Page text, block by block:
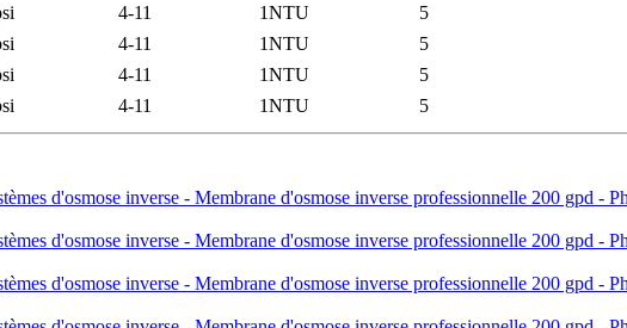
4-11 1NTU
5
4-11 1NTU
5
4-11 1NTU
5
4-11 1NTU 5